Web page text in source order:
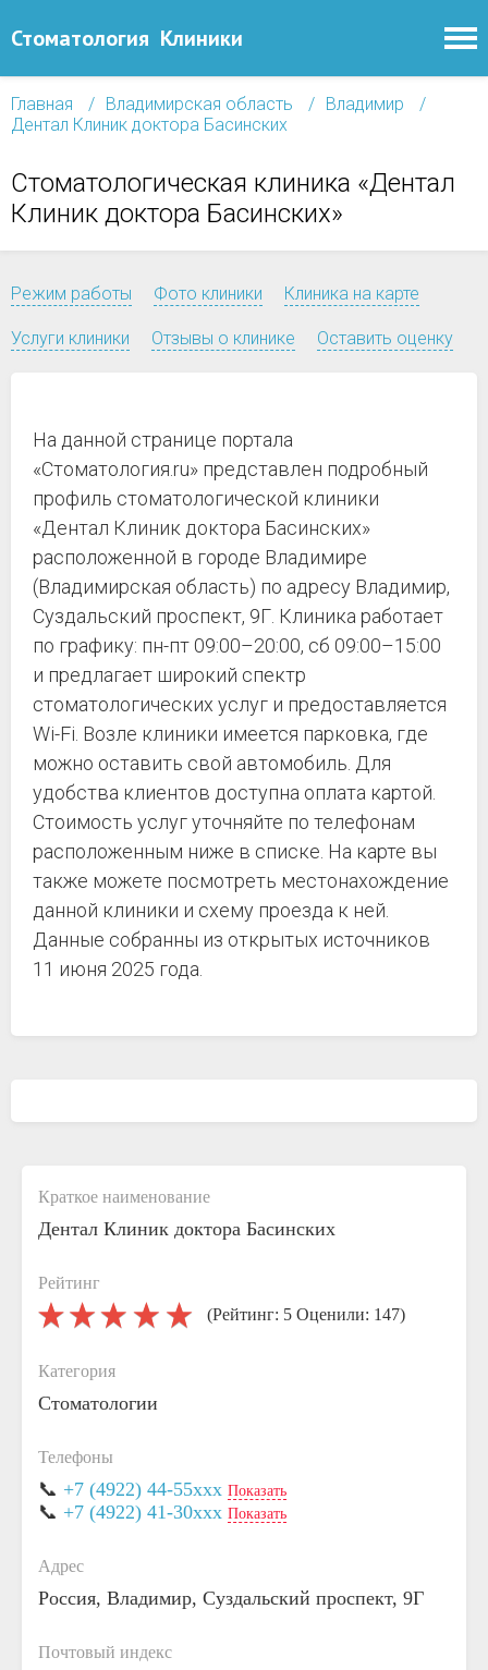
Стоматология Клиники
Главная Владимирская область
Владимир
Дентал Клиник доктора Басинских
Стоматологическая клиника «Дентал
Клиник доктора Басинских»
Режим работы Фото клиники Клиника на карте
Услуги клиники Отзывы о клинике Оставить оценку
На данной странице портала
«Стоматология.ru» представлен подробный
профиль стоматологической клиники
«Дентал Клиник доктора Басинских»
расположенной в городе Владимире
(Владимирская область) по адресу Владимир,
Суздальский проспект, 9Г. Клиника работает
по графику: пн-пт 09:00–20:00, сб 09:00–15:00
и предлагает широкий спектр
стоматологических услуг и предоставляется
Wi-Fi. Возле клиники имеется парковка, где
можно оставить свой автомобиль. Для
удобства клиентов доступна оплата картой.
Стоимость услуг уточняйте по телефонам
расположенным ниже в списке. На карте вы
также можете посмотреть местонахождение
данной клиники и схему проезда к ней.
Данные собранны из открытых источников
11 июня 2025 года.
Краткое наименование
Дентал Клиник доктора Басинских
Рейтинг
(Рейтинг: 5 Оценили: 147)
Категория
Стоматологии
Телефоны
📞 +7 (4922) 44-55xxx Показать
📞 +7 (4922) 41-30xxx Показать
Адрес
Россия, Владимир, Суздальский проспект, 9Г
Почтовый индекс